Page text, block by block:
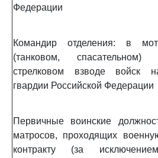
Федерации
Командир отделения: в
(танковом,
стрелковом взводе войск
гвардии Российской Федерации
Первичные воинские
матросов, проходящих
контракту (за